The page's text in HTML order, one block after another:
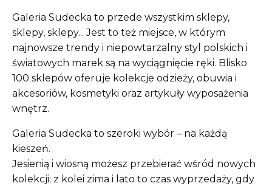
Lista CH
Informacje
Galeria Sudecka to przede wszystkim sklepy,
sklepy, sklepy... Jest to też miejsce, w którym
najnowsze trendy i niepowtarzalny styl polskich i
światowych marek są na wyciągnięcie ręki. Blisko
100 sklepów oferuje kolekcje odzieży, obuwia i
akcesoriów, kosmetyki oraz artykuły wyposażenia
wnętrz.
Galeria Sudecka to szeroki wybór – na każdą
kieszeń.
Jesienią i wiosną możesz przebierać wśród nowych
kolekcji; z kolei zima i lato to czas wyprzedaży, gdy